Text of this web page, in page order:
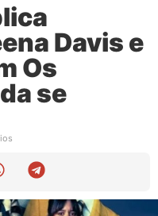
Davis e
Os
se